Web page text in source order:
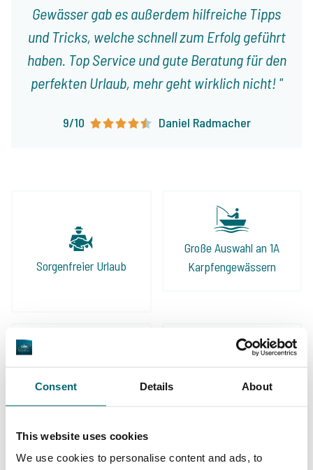
Consent Details About
This website uses cookies
We use cookies to personalise content and ads, to
Gewässer gab es außerdem hilfreiche Tipps
und Tricks, welche schnell zum Erfolg geführt
haben. Top Service und gute Beratung für den
perfekten Urlaub, mehr geht wirklich nicht!
9/10 Daniel Radmacher
Sorgenfreier Urlaub
Große Auswahl an 1A
Karpfengewässern
Schon 152.874
zufriedene Angler
Von und für